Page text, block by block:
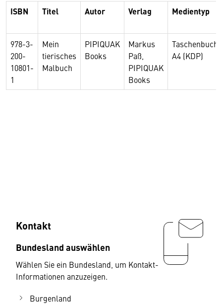
ISBN Titel Autor Verlag Medientyp
978-3-
200-
10801-
1
Mein
tierisches
Malbuch
PIPIQUAK
Books
Markus
Paß,
PIPIQUAK
Books
Taschenbuch
A4 (KDP)
Kontakt
Bundesland auswählen
Wählen Sie ein Bundesland, um Kontakt-
Informationen anzuzeigen.
Burgenland